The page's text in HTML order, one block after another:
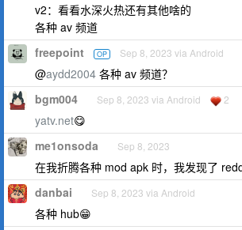
v2：看看水深火热还有其他啥的
各种 av 频道
freepoint OP Sep 8, 2023 via Android
@aydd2004 各种 av 频道？
bgm004 Sep 8, 2023 via Android 2
yatv.net😋
me1onsoda Sep 8, 2023
在我折腾各种 mod apk 时，我发现了
danbai Sep 8, 2023 via Android
各种 hub😁